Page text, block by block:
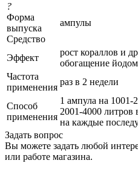
?
Форма
выпуска
Средство
ампулы
Эффект
рост кораллов и
обогащение йодом
Частота
применения
раз в 2 недели
Способ
применения
1 ампула на
2001-4000 литров
на каждые
Задать вопрос
Вы можете задать любой
или работе магазина.